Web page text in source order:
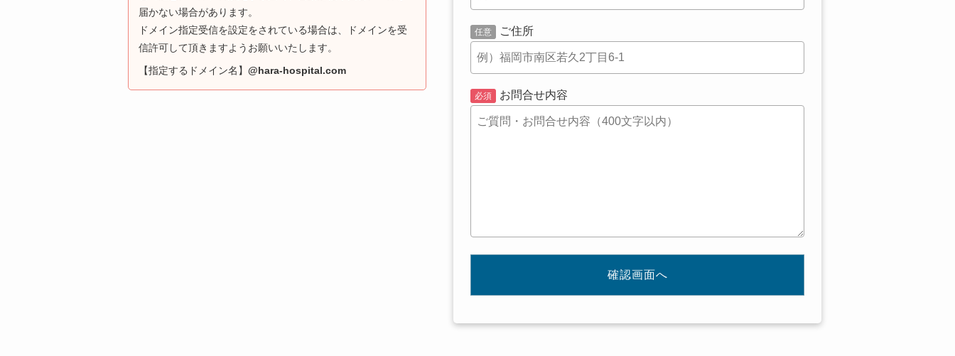
届かない場合があります。
ドメイン指定受信を設定をされている場合は、ドメインを受
信許可して頂きますようお願いいたします。
【指定するドメイン名】 @hara-hospital.com
ご住所
お問合せ内容